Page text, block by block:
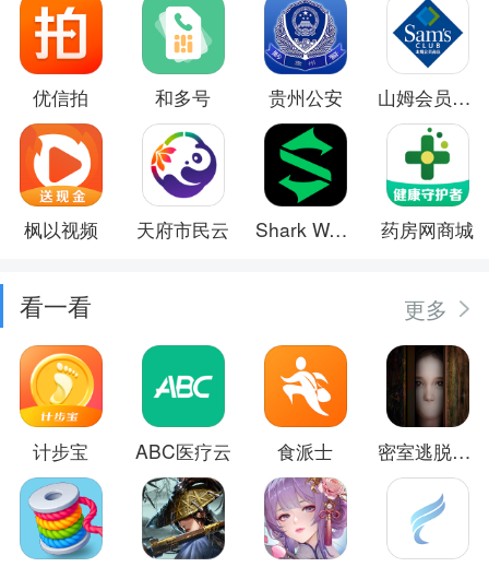
优信拍 和多号 贵州公安 山姆会员商店
枫以视频 天府市民云 Shark Wear 药房网商城
看一看 更多
计步宝 ABC医疗云 食派士 密室逃脱逃出办公室3